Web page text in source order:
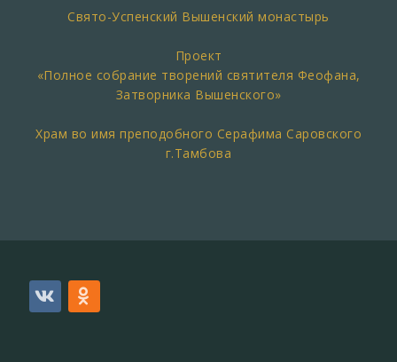
Свято-Успенский Вышенский монастырь
Проект
«Полное собрание творений святителя Феофана,
Затворника Вышенского»
Храм во имя преподобного Серафима Саровского
г.Тамбова